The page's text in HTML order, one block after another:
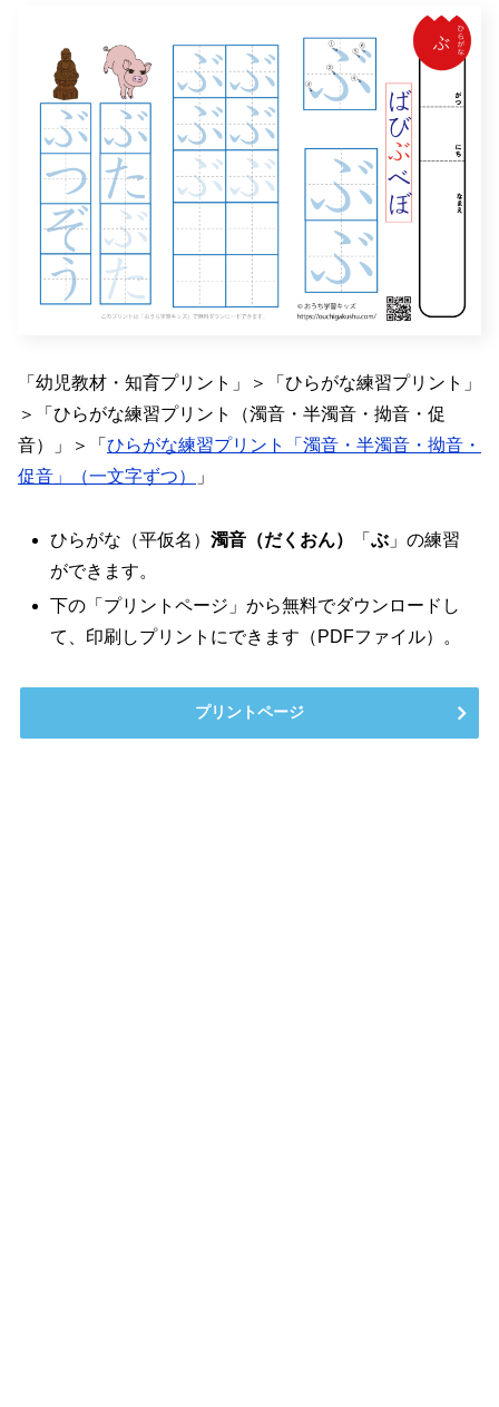
「幼児教材・知育プリント」＞「ひらがな練習プリント」
＞「ひらがな練習プリント（濁音・半濁音・拗音・促
音）」＞「 ひらがな練習プリント「濁音・半濁音・拗音・
促音」（一文字ずつ）
」
ひらがな（平仮名）濁音（だくおん） 「ぶ 」の練習
ができます。
下の「プリントページ」から無料でダウンロードし
て、印刷しプリントにできます（PDFファイル）。
プリントページ